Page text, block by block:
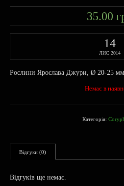
35.00
14
ЛИС 2014
Рослини Ярослава Джури, Ø 20-25
Немає в
Категорія:
Відгуки (0)
Відгуків ще немає.